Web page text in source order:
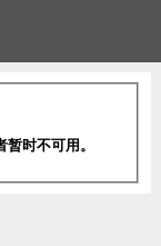
时不可用。